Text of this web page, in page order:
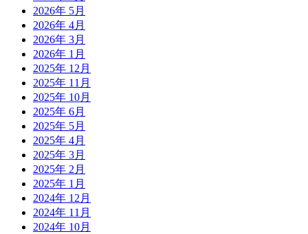
2026年 5月
2026年 4月
2026年 3月
2026年 1月
2025年 12月
2025年 11月
2025年 10月
2025年 6月
2025年 5月
2025年 4月
2025年 3月
2025年 2月
2025年 1月
2024年 12月
2024年 11月
2024年 10月